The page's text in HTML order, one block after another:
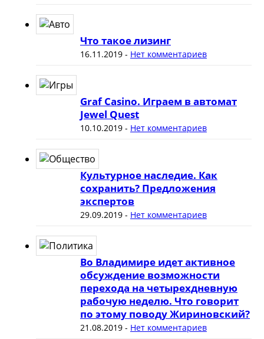
Что такое лизинг
16.11.2019- Нет комментариев
Graf Casino. Играем в автомат
Jewel Quest
10.10.2019- Нет комментариев
Культурное наследие. Как
сохранить? Предложения
экспертов
29.09.2019- Нет комментариев
Во Владимире идет активное
обсуждение возможности
перехода на четырехдневную
рабочую неделю. Что говорит
по этому поводу Жириновский?
21.08.2019- Нет комментариев